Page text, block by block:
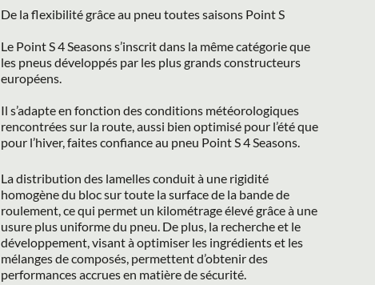
De la flexibilité grâce au pneu toutes saisons Point S
Le Point S 4 Seasons s’inscrit dans la même catégorie que
les pneus développés par les plus grands constructeurs
européens.
Il s’adapte en fonction des conditions météorologiques
rencontrées sur la route, aussi bien optimisé pour l’été que
pour l’hiver, faites confiance au pneu Point S 4 Seasons.
La distribution des lamelles conduit à une rigidité
homogène du bloc sur toute la surface de la bande de
roulement, ce qui permet un kilométrage élevé grâce à une
usure plus uniforme du pneu. De plus, la recherche et le
développement, visant à optimiser les ingrédients et les
mélanges de composés, permettent d’obtenir des
performances accrues en matière de sécurité.